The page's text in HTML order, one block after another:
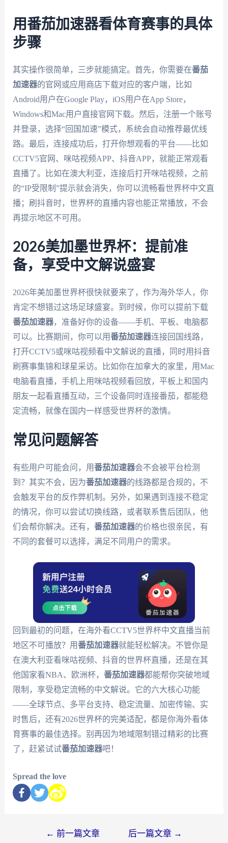
用番茄加速器看体育赛事的具体
步骤
其实操作很简单，三步就能搞定。首先，你需要在番茄
加速器的官网或应用商店下载对应的客户端，比如
Android用户在Google Play，iOS用户在App Store，
Windows和Mac用户直接官网下载。然后，注册一个账号
并登录，选择“回国加速”模式，系统会自动推荐最优线
路。最后，连接成功后，打开你想观看的平台——比如
CCTV5官网、咪咕视频APP、抖音APP，就能正常观看
直播了。比如在澳大利亚，连接后打开咪咕视频，之前
的“IP受限制”提示就会消失，你可以流畅看世界杯中文直
播；刷抖音时，世界杯的直播内容也能正常播放，不会
再提示地区不可用。
2026美加墨世界杯：提前准
备，享受中文解说盛宴
2026年美加墨世界杯很快就要来了，作为海外华人，你
肯定不想错过这场足球盛宴。到时候，你可以提前下载
番茄加速器，准备好你的设备——手机、平板、电脑都
可以。比赛期间，你可以用番茄加速器连接回国线路，
打开CCTV5或咪咕视频看中文解说的直播，同时用抖音
刷赛事集锦和球星采访。比如你在加拿大的家里，用Mac
电脑看直播，手机上用咪咕视频看回放，平板上和国内
朋友一起看直播互动，三个设备同时连接番茄，都能稳
定流畅，就像在国内一样感受世界杯的激情。
常见问题解答
有些用户可能会问，用番茄加速器会不会被平台检测
到？其实不会，因为番茄加速器的线路都是合规的，不
会触发平台的反作弊机制。另外，如果遇到连接不稳定
的情况，你可以尝试切换线路，或者联系售后团队，他
们会帮你解决。还有， 番茄加速器的价格也很亲民，有
不同的套餐可以选择，满足不同用户的需求。
回到最初的问题，在海外看CCTV5世界杯中文直播当前
地区不可播放？用番茄加速器就能轻松解决。不管你是
在澳大利亚看咪咕视频、抖音的世界杯直播，还是在其
他国家看NBA、欧洲杯， 番茄加速器都能帮你突破地域
限制，享受稳定流畅的中文解说。它的六大核心功能
——全球节点、多平台支持、稳定流量、加密传输、实
时售后，还有2026世界杯的完美适配，都是你海外看体
育赛事的最佳选择。别再因为地域限制错过精彩的比赛
了，赶紧试试番茄加速器吧！
Spread the love
← 前一篇文章 后一篇文章 →